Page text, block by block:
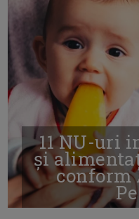
11 NU-uri
și
conform